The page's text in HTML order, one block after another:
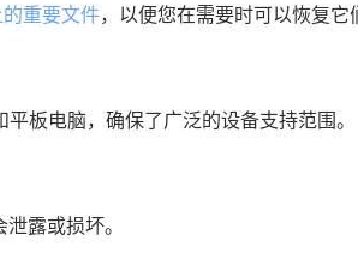
重要文件，以便您在需要时可以恢复它
板电脑，确保了广泛的设备支持范围。
露或损坏。